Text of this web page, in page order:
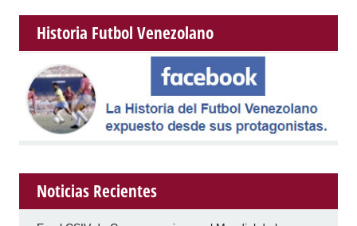
Historia Futbol Venezolano
Noticias Recientes